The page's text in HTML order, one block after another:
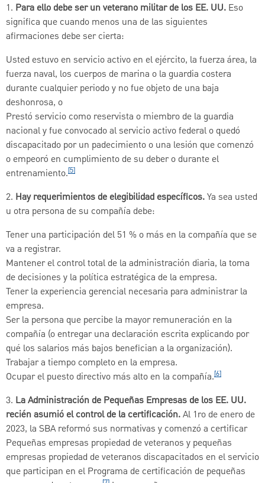
1. Para ello debe ser un veterano militar de los EE. UU. Eso
significa que cuando menos una de las siguientes
afirmaciones debe ser cierta:
Usted estuvo en servicio activo en el ejército, la fuerza área, la
fuerza naval, los cuerpos de marina o la guardia costera
durante cualquier periodo y no fue objeto de una baja
deshonrosa, o
Prestó servicio como reservista o miembro de la guardia
nacional y fue convocado al servicio activo federal o quedó
discapacitado por un padecimiento o una lesión que comenzó
o empeoró en cumplimiento de su deber o durante el
entrenamiento.[5]
2. Hay requerimientos de elegibilidad específicos.Ya sea usted
u otra persona de su compañía debe:
Tener una participación del 51 % o más en la compañía que se
va a registrar.
Mantener el control total de la administración diaria, la toma
de decisiones y la política estratégica de la empresa.
Tener la experiencia gerencial necesaria para administrar la
empresa.
Ser la persona que percibe la mayor remuneración en la
compañía (o entregar una declaración escrita explicando por
qué los salarios más bajos benefician a la organización).
Trabajar a tiempo completo en la empresa.
Ocupar el puesto directivo más alto en la compañía.[6]
3. La Administración de Pequeñas Empresas de los EE. UU.
recién asumió el control de la certificación.Al 1ro de enero de
2023, la SBA reformó sus normativas y comenzó a certificar
Pequeñas empresas propiedad de veteranos y pequeñas
empresas propiedad de veteranos discapacitados en el servicio
que participan en el Programa de certificación de pequeñas